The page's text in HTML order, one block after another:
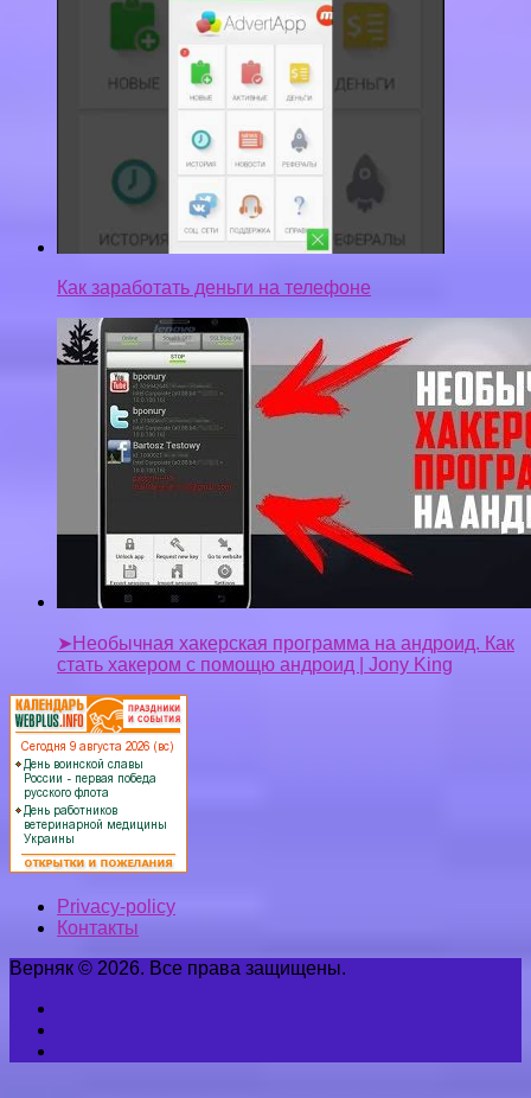
Как заработать деньги на телефоне
➤Необычная хакерская программа на андроид. Как
стать хакером с помощю андроид | Jony King
Privacy-policy
Контакты
Верняк © 2026. Все права защищены.